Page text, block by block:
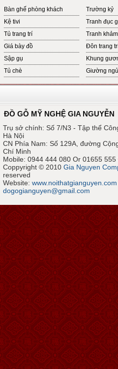
Bàn ghế phòng khách
Kệ tivi
Tủ trang trí
Giá bày đồ
Sập gụ
Tủ chè
Trường kỷ
Tranh đục
Tranh
Đôn trang
Khung
Giường ngủ
ĐỒ GỖ MỸ NGHỆ GIA NGUYỄN
Trụ sở chính: Số 7/N3 - Tập thể
Hà Nội
CN Phía Nam: Số 129A, đường
Chí Minh
Mobile: 0944 444 080 Or 01655
Coppyright © 2010 Gia Nguyen
reserved
Website: www.noithatgianguyen.com
dogogianguyen@gmail.com